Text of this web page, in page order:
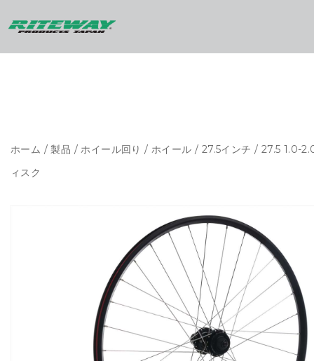
ホーム /製品 /ホイール回り /ホイール / 27.5インチ / 27.5 1.0-
ィスク